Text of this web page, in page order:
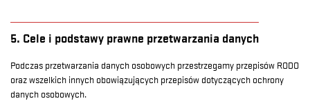
5. Cele i podstawy prawne przetwarzania danych
Podczas przetwarzania danych osobowych przestrzegamy przepisów RODO
oraz wszelkich innych obowiązujących przepisów dotyczących ochrony
danych osobowych.